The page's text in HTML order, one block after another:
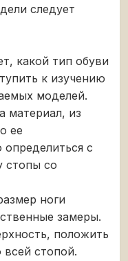
следует
какой тип обуви
к изучению
моделей.
материал, из
ее
с
стопы со
ноги
замеры.
положить
всей стопой.